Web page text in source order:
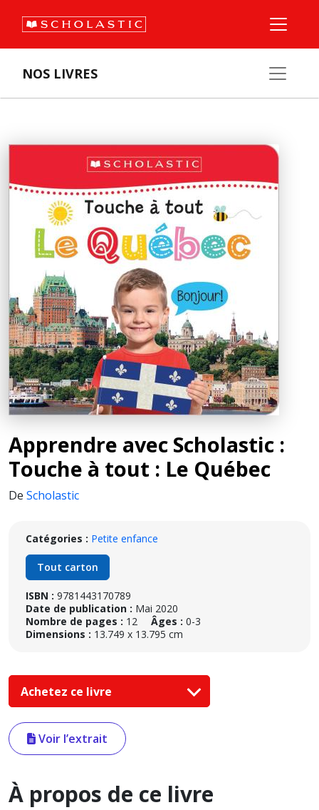
NOS LIVRES
Apprendre avec Scholastic :
Touche à tout : Le Québec
De Scholastic
Catégories : Petite enfance
Tout carton
ISBN : 9781443170789
Date de publication : Mai 2020
Nombre de pages : 12 Âges : 0-3
Dimensions : 13.749 x 13.795 cm
Achetez ce livre
Voir l’extrait
À propos de ce livre